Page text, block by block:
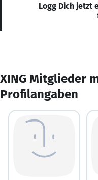
Logg Dich jetzt
XING Mitglieder
Profilangaben